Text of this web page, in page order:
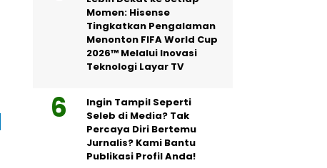
Momen: Hisense
Tingkatkan Pengalaman
Menonton FIFA World Cup
2026™ Melalui Inovasi
Teknologi Layar TV
Ingin Tampil Seperti
Seleb di Media? Tak
Percaya Diri Bertemu
Jurnalis? Kami Bantu
Publikasi Profil Anda!